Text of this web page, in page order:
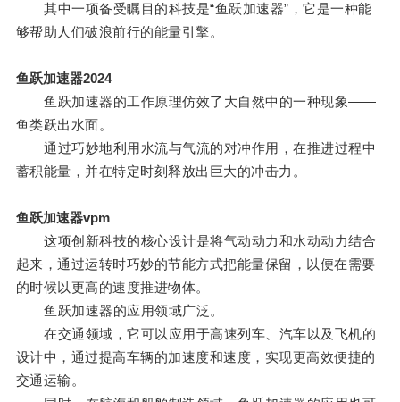
其中一项备受瞩目的科技是“鱼跃加速器”，它是一种能
够帮助人们破浪前行的能量引擎。
鱼跃加速器2024
鱼跃加速器的工作原理仿效了大自然中的一种现象——
鱼类跃出水面。
通过巧妙地利用水流与气流的对冲作用，在推进过程中
蓄积能量，并在特定时刻释放出巨大的冲击力。
鱼跃加速器vpm
这项创新科技的核心设计是将气动动力和水动动力结合
起来，通过运转时巧妙的节能方式把能量保留，以便在需要
的时候以更高的速度推进物体。
鱼跃加速器的应用领域广泛。
在交通领域，它可以应用于高速列车、汽车以及飞机的
设计中，通过提高车辆的加速度和速度，实现更高效便捷的
交通运输。